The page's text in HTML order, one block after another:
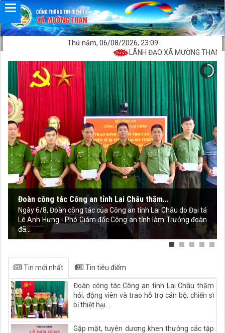
Thứ năm, 06/08/2026, 23:09
LÃNH ĐẠO XÃ MƯỜNG THAN
Đoàn công tác Công an tỉnh Lai Châu thăm...
Ngày 6/8, Đoàn công tác của Công an tỉnh Lai Châu do Đại tá
Lê Anh Hưng - Phó Giám đốc Công an tỉnh làm Trưởng đoàn
đã...
Tin mới nhất Tin tiêu điểm
Đoàn công tác Công an tỉnh Lai Châu thăm
hỏi, động viên và trao hỗ trợ cán bộ, chiến sĩ
bị thiệt hại...
Gặp mặt, tuyên dương khen thưởng các tập